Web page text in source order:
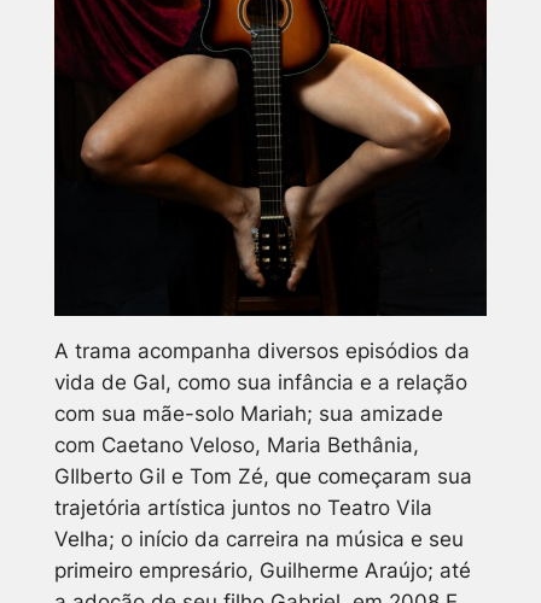
A trama acompanha diversos episódios da
vida de Gal, como sua infância e a relação
com sua mãe-solo Mariah; sua amizade
com Caetano Veloso, Maria Bethânia,
GIlberto Gil e Tom Zé, que começaram sua
trajetória artística juntos no Teatro Vila
Velha; o início da carreira na música e seu
primeiro empresário, Guilherme Araújo; até